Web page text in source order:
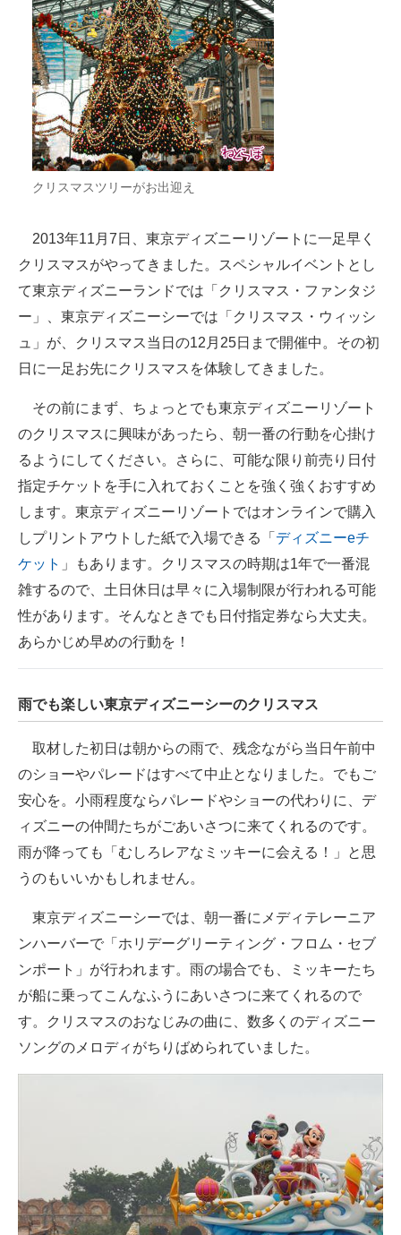
ビジネスと働き方のヒント
AI活用のいまが分かる
企業ITのトレンドを詳説
経営リーダーのコミュニティ
マーケ×ITの今がよく分かる
ITエンジニア向け専門サイト
企業向けIT製品の総合サイト
IT製品の技術・比較・事例
製造業のIT導入・活用を支援
モノづくり技術者専門サイト
電子設計の基本と応用
エネルギーの専門メディア
建設×テクノロジーの最前線
ちょっと気になるネットの話題
クリスマスツリーがお出迎え
2013年11月7日、東京ディズニーリゾートに一足早く
クリスマスがやってきました。スペシャルイベントとし
て東京ディズニーランドでは「クリスマス・ファンタジ
ー」、東京ディズニーシーでは「クリスマス・ウィッシ
ュ」が、クリスマス当日の12月25日まで開催中。その初
日に一足お先にクリスマスを体験してきました。
その前にまず、ちょっとでも東京ディズニーリゾート
のクリスマスに興味があったら、朝一番の行動を心掛け
るようにしてください。さらに、可能な限り前売り日付
指定チケットを手に入れておくことを強く強くおすすめ
します。東京ディズニーリゾートではオンラインで購入
しプリントアウトした紙で入場できる「 ディズニーeチ
ケット 」もあります。クリスマスの時期は1年で一番混
雑するので、土日休日は早々に入場制限が行われる可能
性があります。そんなときでも日付指定券なら大丈夫。
あらかじめ早めの行動を！
雨でも楽しい東京ディズニーシーのクリスマス
取材した初日は朝からの雨で、残念ながら当日午前中
のショーやパレードはすべて中止となりました。でもご
安心を。小雨程度ならパレードやショーの代わりに、デ
ィズニーの仲間たちがごあいさつに来てくれるのです。
雨が降っても「むしろレアなミッキーに会える！」と思
うのもいいかもしれません。
東京ディズニーシーでは、朝一番にメディテレーニア
ンハーバーで「ホリデーグリーティング・フロム・セブ
ンポート」が行われます。雨の場合でも、ミッキーたち
が船に乗ってこんなふうにあいさつに来てくれるので
す。クリスマスのおなじみの曲に、数多くのディズニー
ソングのメロディがちりばめられていました。